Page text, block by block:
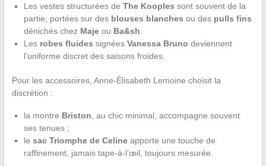
Les vestes structurées de The Kooples sont souvent de la
partie, portées sur des blouses blanches ou des pulls fins
dénichés chez Majeou Ba&sh
Les robes fluides signées Vanessa Bruno deviennent
l’uniforme discret des saisons froides.
Pour les accessoires, Anne-Élisabeth Lemoine choisit la
discrétion :
la montre Briston , au chic minimal, accompagne souvent
ses tenues ;
le sac Triomphe de Celineapporte une touche de
raffinement, jamais tape-à-l’œil, toujours mesurée.